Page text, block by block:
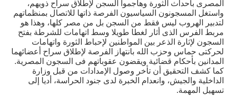
المصرى بأحداث الثورة وهاجموا السجن لإطلاق سراح ذويهم،
واستغل المسجونون السياسيون الفرصة ذاتها للاتصال بمنظماتهم
لتدبير الهروب ليس فقط من السجن بل من مصر كلها، وهذا هو
مربط الفرس الذى أثار لغطا طويلا وسط اتهامات للشرطة بفتح
السجون لإثارة الذعر بين المواطنين لإحباط الثورة واتهامات
لحركتى حماس وحزب الله بانتهاز الفرصة لإطلاق سراح أعضائهما
المدانين بأحكام قضائية ويقضون عقوباتهم فى السجون المصرية.
كما كشف التحقيق أن تأخر وصول الإمدادات من قبل وزارة
الداخلية والجيش، وانعدام الخبرة لدى جنود الحراسة، أديا إلى
تسهيل المهمة.